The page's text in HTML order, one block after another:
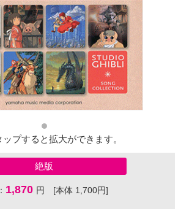
プすると拡大ができます。
絶版
1,870 円 [本体 1,700円]